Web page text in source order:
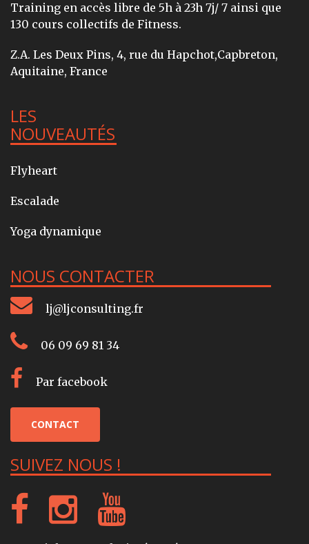
Training en accès libre de 5h à 23h 7j/ 7 ainsi que
130 cours collectifs de Fitness.
Z.A. Les Deux Pins, 4, rue du Hapchot,Capbreton,
Aquitaine, France
LES
NOUVEAUTÉS
Flyheart
Escalade
Yoga dynamique
NOUS CONTACTER
lj@ljconsulting.fr
06 09 69 81 34
Par facebook
CONTACT
SUIVEZ NOUS !